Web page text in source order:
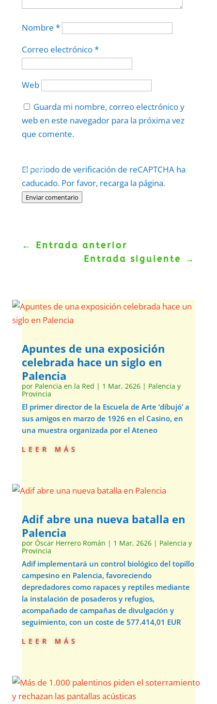
Nombre *
Correo electrónico*
Web
Guarda mi nombre, correo electrónico y
web en este navegador para la próxima vez
que comente.
El periodo de verificación de reCAPTCHA ha
caducado. Por favor, recarga la página.
Enviar comentario
Politica–Términos.
← Entrada anterior
Entrada siguiente
→
Apuntes de una exposición
celebrada hace un siglo en
Palencia
por Palencia en la Red | 1 Mar, 2626| Palencia y
Provincia
El primer director de la Escuela de Arte ‘dibujó’ a
sus amigos en marzo de 1926 en el Casino, en
una muestra organizada por el Ateneo
leer más
Adif abre una nueva batalla en
Palencia
por Óscar Herrero Román | 1 Mar, 2626| Palencia y
Provincia
Adif implementará un control biológico del topillo
campesino en Palencia, favoreciendo
depredadores como rapaces y reptiles mediante
la instalación de posaderos y refugios,
acompañado de campañas de divulgación y
seguimiento, con un coste de 577.414,01 EUR
leer más